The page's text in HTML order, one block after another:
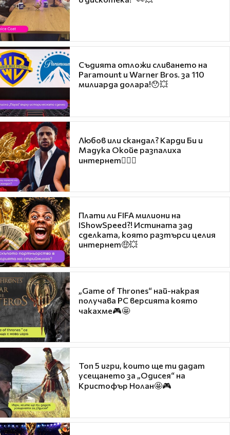
Съдията отложи сливането на
Paramount и Warner Bros. за 110
милиарда долара!😯💥
Любов или скандал? Карди Би и
Мадука Окойе разпалиха
интернет❤️‍🔥🔥
Плати ли FIFA милиони на
IShowSpeed?! Истината зад
сделката, която разтърси целия
интернет🤑💥
„Game of Thrones“ най-накрая
получава PC версията която
чакахме🎮🤩
Топ 5 игри, които ще ти дадат
усещането за „Одисея“ на
Кристофър Нолан🤩🎮